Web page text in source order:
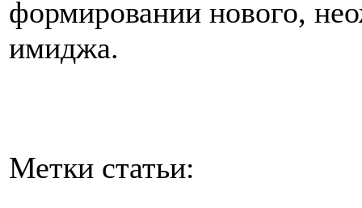
формировании нового,
имиджа.
Метки статьи: